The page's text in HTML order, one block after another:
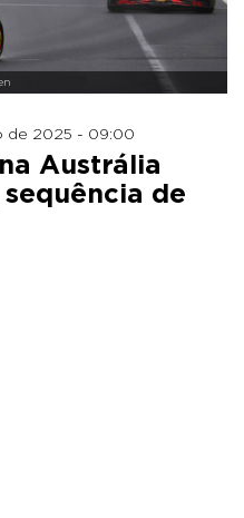
de 2025 - 09:00
Austrália
de